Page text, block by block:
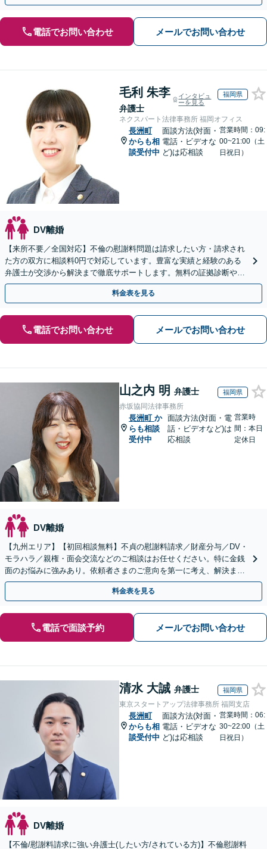
電話でお問い合わせ メールでお問い合わせ
毛利 朱李
弁護士
インタビュ
ーを見る
福岡県
ネクスパート法律事務所 福岡オフィス
長洲町
からも相
談受付中
面談方法(対面・
電話・ビデオな
ど)は応相談
営業時間：09:
00~21:00（土
日祝日）
DV離婚
【来所不要／全国対応】不倫の慰謝料問題は請求したい方・請求され
た方の双方に相談料0円で対応しています。豊富な実績と経験のある
弁護士が交渉から解決まで徹底サポートします。無料の証拠診断や着
手金の返還保証もありますので安心してご相談ください。
料金表を見る
電話でお問い合わせ メールでお問い合わせ
山之内 明 弁護士 福岡県
赤坂協同法律事務所
長洲町 か
らも相談
受付中
面談方法(対面・電
話・ビデオなど)は
応相談
営業時
間：本日
定休日
DV離婚
【九州エリア】【初回相談無料】不貞の慰謝料請求／財産分与／DV・
モラハラ／親権・面会交流などのご相談はお任せください。特に金銭
面のお悩みに強みあり。依頼者さまのご意向を第一に考え、解決まで
サポート【子連れ相談】【休日相談可】
料金表を見る
電話で面談予約 メールでお問い合わせ
清水 大誠 弁護士 福岡県
東京スタートアップ法律事務所 福岡支店
長洲町
からも相
談受付中
面談方法(対面・
電話・ビデオな
ど)は応相談
営業時間：06:
30~22:00（土
日祝日）
DV離婚
【不倫/慰謝料請求に強い弁護士(したい方/されている方)】不倫慰謝料